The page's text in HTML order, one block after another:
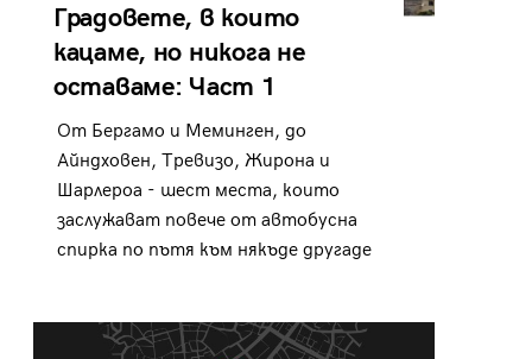
Градовете, в които
кацаме, но никога не
оставаме: Част 1
От Бергамо и Меминген, до
Айндховен, Тревизо, Жирона и
Шарлероа - шест места, които
заслужават повече от автобусна
спирка по пътя към някъде другаде